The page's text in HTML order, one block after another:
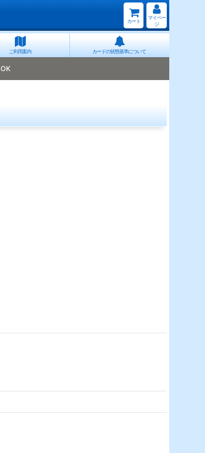
カート
マイペー
ジ
ご利用案内 カードの状態基準について